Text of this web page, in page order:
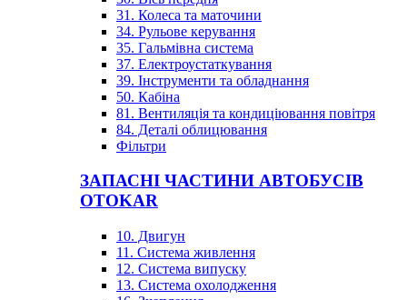
31. Колеса та маточини
34. Рульове керування
35. Гальмівна система
37. Електроустаткування
39. Інструменти та обладнання
50. Кабіна
81. Вентиляція та кондиціювання повітря
84. Деталі облицювання
Фільтри
ЗАПАСНІ ЧАСТИНИ АВТОБУСІВ
OTOKAR
10. Двигун
11. Система живлення
12. Система випуску
13. Система охолодження